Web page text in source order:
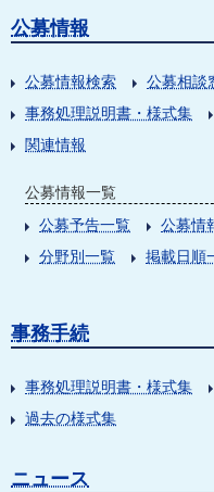
公募情報
公募情報検索 公募相談
事務処理説明書・様式集
関連情報
公募情報一覧
公募予告一覧
公募情
分野別一覧
掲載日順
事務手続
事務処理説明書・様式集
過去の様式集
ニュース